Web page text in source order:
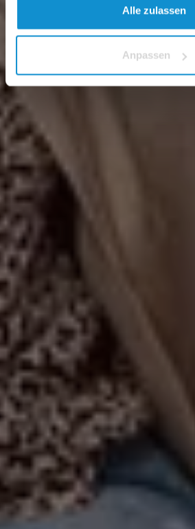
Alle zulassen
Anpassen